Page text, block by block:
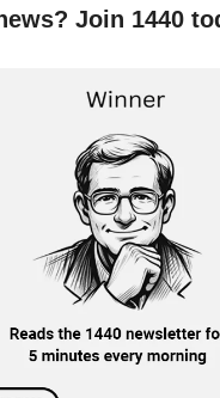
Join 1440